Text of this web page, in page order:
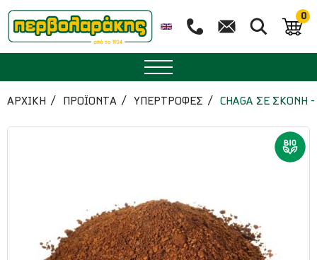
0
ΜΠΑΧΑΡΙΚΑ
ΒΟΤΑΝΑ
ΔΙΑΤΡΟΦΗ
ΑΡΧΙΚΉ ΠΡΟΪΟΝΤΑ ΥΠΕΡΤΡΟΦΕΣ CHAGA ΣΕ ΣΚΟΝΗ